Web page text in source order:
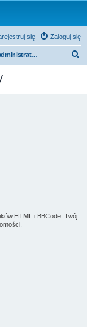
Zaloguj się
się
Kontakt z administratorem witryny
HTML i BBCode. Twój